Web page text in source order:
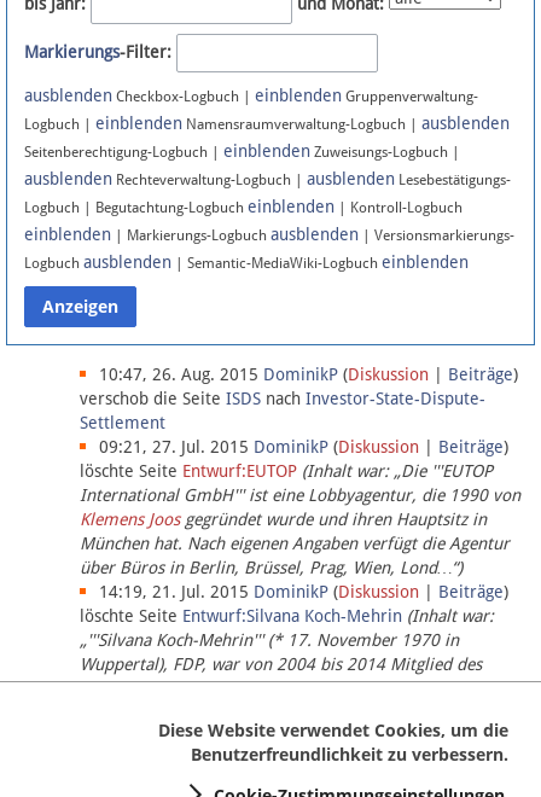
Bluesky
Facebook
Instagram
Anmelden
Datenschutz
Über Lobbypedia
Impressum
Markierungs-Filter:
ausblenden Checkbox-Logbuch | einblenden Gruppenverwaltung-
Logbuch | einblenden Namensraumverwaltung-Logbuch | ausblenden
Seitenberechtigung-Logbuch | einblenden Zuweisungs-Logbuch |
ausblenden Rechteverwaltung-Logbuch | ausblenden Lesebestätigungs-
Logbuch | Begutachtung-Logbuch einblenden | Kontroll-Logbuch
einblenden | Markierungs-Logbuch ausblenden | Versionsmarkierungs-
Logbuch ausblenden | Semantic-MediaWiki-Logbuch einblenden
10:47, 26. Aug. 2015 DominikP (Diskussion Beiträge)
verschob die Seite ISDS nach Investor-State-Dispute-
Settlement
09:21, 27. Jul. 2015 DominikP (Diskussion Beiträge)
löschte Seite Entwurf:EUTOP (Inhalt war: „Die '''EUTOP
International GmbH''' ist eine Lobbyagentur, die 1990 von
Klemens Joosgegründet wurde und ihren Hauptsitz in
München hat. Nach eigenen Angaben verfügt die Agentur
über Büros in Berlin, Brüssel, Prag, Wien, Lond…“)
14:19, 21. Jul. 2015 DominikP (Diskussion Beiträge)
löschte Seite Entwurf:Silvana Koch-Mehrin (Inhalt war:
„'''Silvana Koch-Mehrin''' (* 17. November 1970 in
Wuppertal), FDP, war von 2004 bis 2014 Mitglied des
Europäischen Parlaments, seit November 2014 ist sie für
Diese Website verwendet Cookies, um die
Benutzerfreundlichkeit zu verbessern.